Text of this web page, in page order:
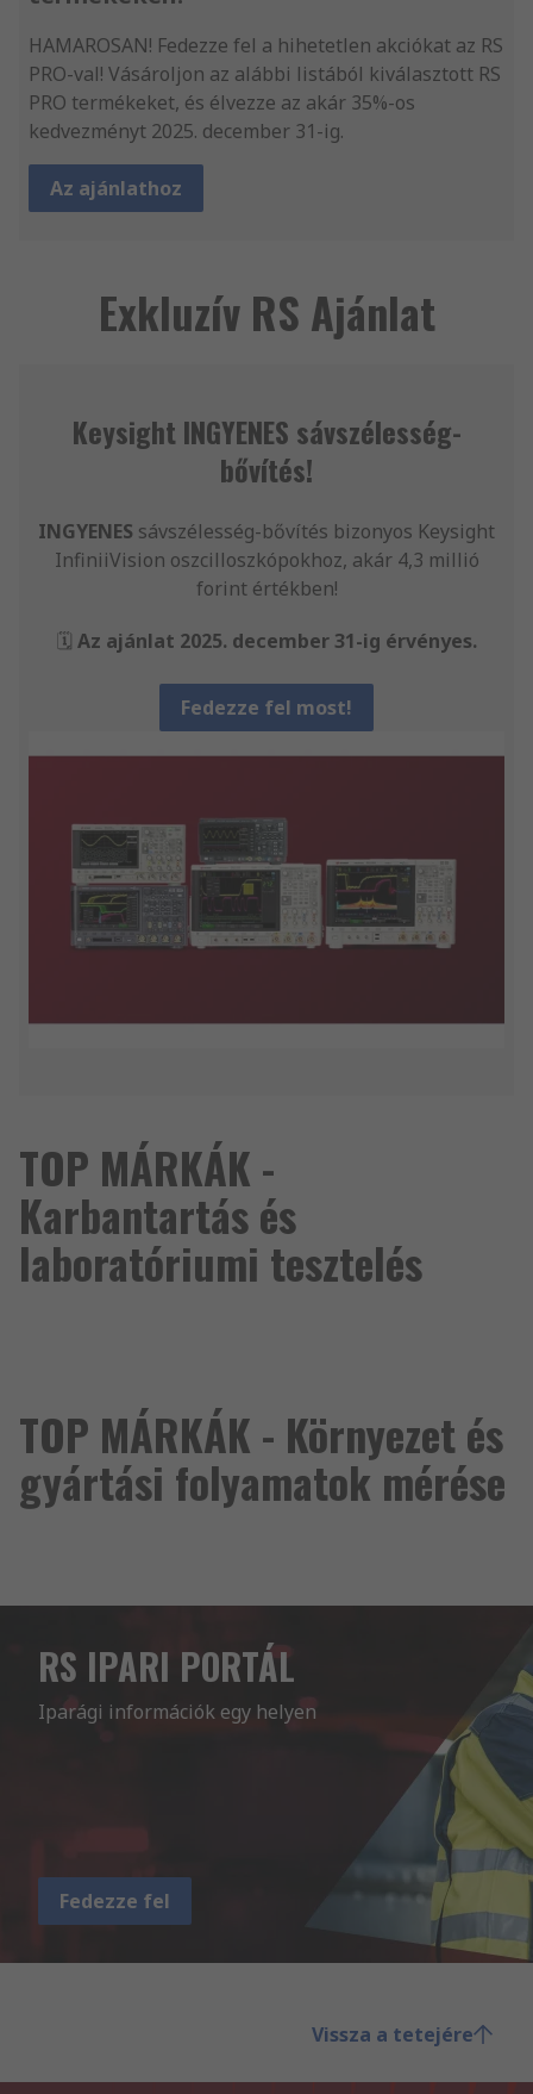
HAMAROSAN! Fedezze fel a hihetetlen akciókat az RS
PRO-val! Vásároljon az alábbi listából kiválasztott RS
PRO termékeket, és élvezze az akár 35%-os
kedvezményt 2025. december 31-ig.
Az ajánlathoz
Exkluzív RS Ajánlat
Keysight INGYENES sávszélesség-
bővítés!
INGYENES sávszélesség-bővítés bizonyos Keysight
InfiniiVision oszcilloszkópokhoz, akár 4,3 millió
forint értékben!
🗓️ Az ajánlat 2025. december 31-ig érvényes.
Fedezze fel most!
TOP MÁRKÁK -
Karbantartás és
laboratóriumi tesztelés
TOP MÁRKÁK - Környezet és
gyártási folyamatok mérése
RS IPARI PORTÁL
Iparági információk egy helyen
Fedezze fel
Vissza a tetejére